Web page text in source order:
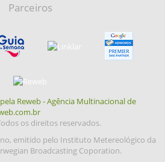
Parceiros
Reweb - Agência Multinacional de
os direitos reservados.
emitido pelo Instituto Metereológico da
Broadcasting Coporation.